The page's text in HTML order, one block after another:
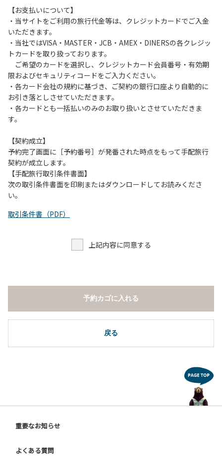
【お支払いについて】
・当サイトをご利用の旅行代金等は、クレジットカードでご入金
いただきます。
・当社ではVISA・MASTER・JCB・AMEX・DINERSの各クレジッ
トカードを取り扱っております。
ご希望のカードを選択し、クレジットカード会員番号・有効期
限およびセキュリティコードをご入力ください。
・各カード会社の規約に基づき、ご契約の銀行口座より自動的に
お引き落としさせていただきます。
・各カードとも一括払いのみのお取り扱いとさせていただきま
す。
【契約成立】
予約完了画面に［予約番号］が発番された時点をもって手配旅行
契約が成立します。
【手配旅行取引条件書面】
次の取引条件書面を印刷またはダウンロードしてお読みくださ
い。
取引条件書（PDF）
上記内容に同意する
戻る
予約カゴに入れる
重要なお知らせ
よくある質問